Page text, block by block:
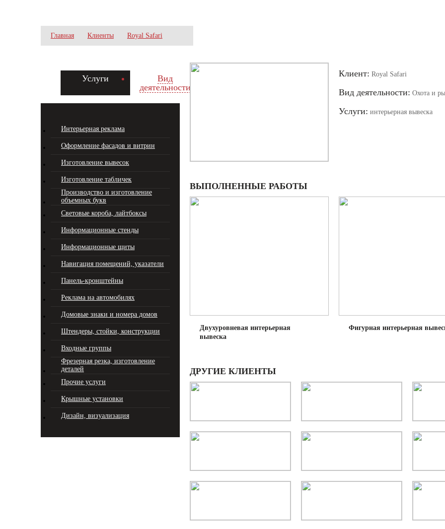
Главная Клиенты Royal Safari
Услуги
Вид
деятельности
Интерьерная реклама
Оформление фасадов и витрин
Изготовление вывесок
Изготовление табличек
Производство и изготовление
объемных букв
Световые короба, лайтбоксы
Информационные стенды
Информационные щиты
Навигация помещений, указатели
Панель-кронштейны
Реклама на автомобилях
Домовые знаки и номера домов
Штендеры, стойки, конструкции
Входные группы
Фрезерная резка, изготовление
деталей
Прочие услуги
Крышные установки
Дизайн, визуализация
Клиент: Royal Safari
Вид деятельности: Охота и
Услуги: интерьерная вывеска
ВЫПОЛНЕННЫЕ РАБОТЫ
Двухуровневая интерьерная
вывеска
Фигурная интерьерная
ДРУГИЕ КЛИЕНТЫ